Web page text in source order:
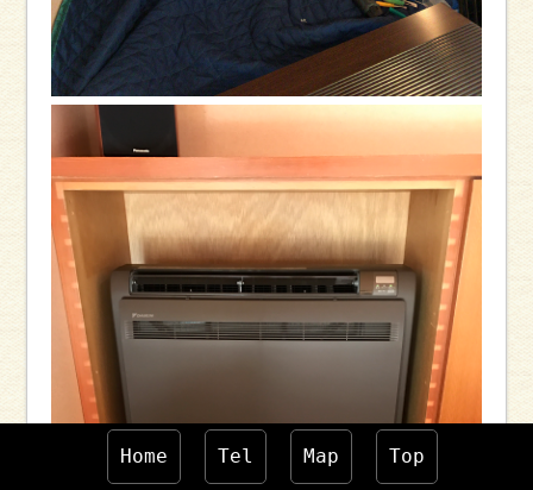
Home Tel Map Top